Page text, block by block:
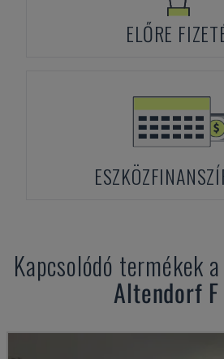
ELŐRE
Kapcsolódó termékek
Altendorf